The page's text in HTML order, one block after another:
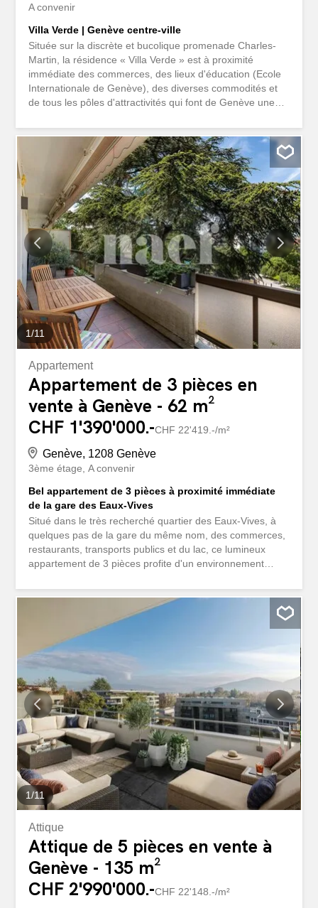
A convenir
Villa Verde | Genève centre-ville
Située sur la discrète et bucolique promenade Charles-
Martin, la résidence « Villa Verde » est à proximité
immédiate des commerces, des lieux d'éducation (Ecole
Internationale de Genève), des diverses commodités et
de tous les pôles d'attractivités qui font de Genève une
centre de Genève, Villa Verde est un concept de «
maison urbaine de maître » unique. Imaginé, créé et
développé par IKONE, le projet bénéficie d'une aura
d'exception. 5 propriétés très haut-de-gamme, au confort
ultime et raffiné, situés dans un jardin à la française
réinventé. Du simplex au triplex, les résidences disposent
de tout le confort moderne : terrasses en toiture
végétalisées, chambres à coucher en suite, cuisine
moderne ouverte sur le séjour et box fermés en sous-sol.
Le chantier est en cours et en phase de finalisation
Contactez notre équipe dédiée pour plus d'informations
ou pour...
1/11
Appartement
Appartement de 3 pièces en
vente à Genève - 62 m²
CHF 1'390'000.-CHF 22'419.-/m²
Genève, 1208 Genève
3ème étage A convenir
Bel appartement de 3 pièces à proximité immédiate
de la gare des Eaux-Vives
Situé dans le très recherché quartier des Eaux-Vives, à
quelques pas de la gare du même nom, des commerces,
restaurants, transports publics et du lac, ce lumineux
appartement de 3 pièces profite d'un environnement
Appartement entièrement rénové - Lumineux séjour avec
vue dégagée - Grand balcon de 18 m² accessible depuis
toutes les pièces - Chambre à coucher confortable avec
nombreux rangements - Place de parking Avec son
prochain raccordement au réseau écologique GeniLac,
ce bien rare allie confort, calme et emplacement privilégié
au centre de Genève.
1/11
Attique
Attique de 5 pièces en vente à
Genève - 135 m²
CHF 2'990'000.-CHF 22'148.-/m²